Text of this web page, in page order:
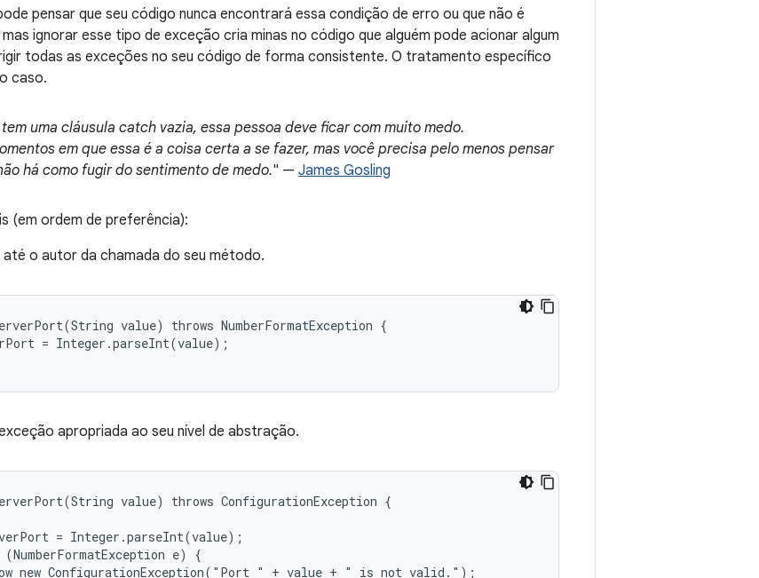
pensar que seu código nunca encontrará essa condição de erro ou que não é
ignorar esse tipo de exceção cria minas no código que alguém pode acionar algum
todas as exceções no seu código de forma consistente. O tratamento específico
caso.
uma cláusula catch vazia, essa pessoa deve ficar com muito medo.
em que essa é a coisa certa a se fazer, mas você precisa pelo menos pensar
há como fugir do sentimento de medo." — James Gosling
(em ordem de preferência):
o autor da chamada do seu método.
value) throws NumberFormatException {
= Integer.parseInt(value);
apropriada ao seu nível de abstração.
value) throws ConfigurationException {
= Integer.parseInt(value);
(NumberFormatException e) {
new ConfigurationException("Port " + value + " is not valid.");